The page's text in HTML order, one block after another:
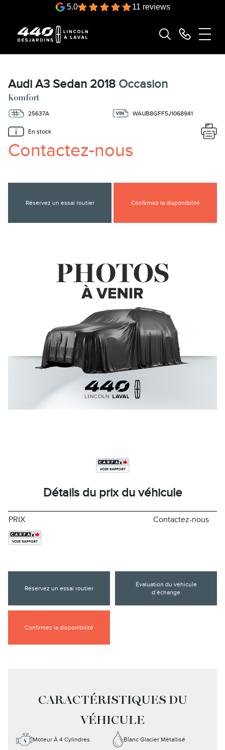
5.0 11 reviews
Audi A3 Sedan 2018 Occasion
Komfort
25637A WAUB8GFF5J1068941
En stock
Contactez-nous
Réservez un essai routier Confirmez la disponibilité
Détails du prix du véhicule
PRIX Contactez-nous
Réservez un essai routier
Évaluation du véhicule
d’échange
Confirmez la disponibilité
CARACTÉRISTIQUES DU
VÉHICULE
Moteur À 4 Cylindres Blanc Glacier Métallisé